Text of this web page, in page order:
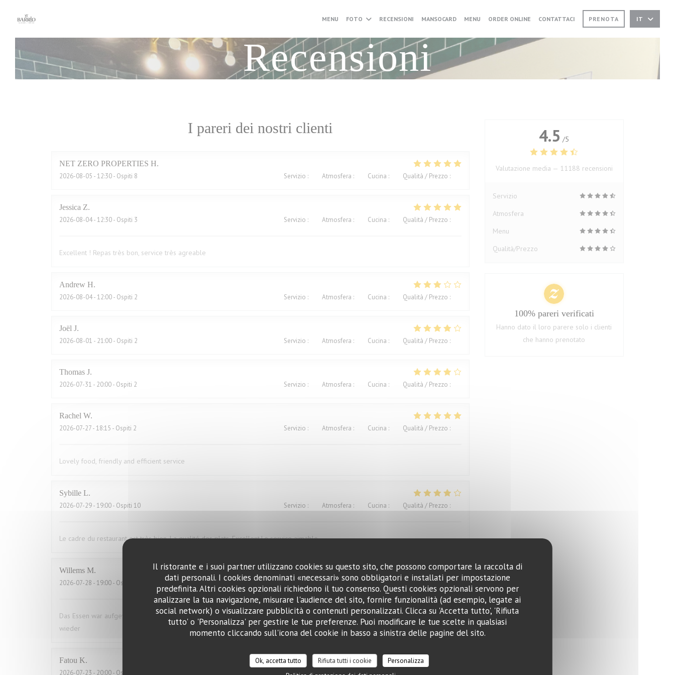
Il ristorante e i suoi partner utilizzano cookies su questo sito, che possono comportare la raccolta di
dati personali. I cookies denominati «necessari» sono obbligatori e installati per impostazione
predefinita. Altri cookies opzionali richiedono il tuo consenso. Questi cookies opzionali servono per
analizzare la tua navigazione, misurare l'audience del sito, fornire funzionalità (ad esempio, legate ai
social network) o visualizzare pubblicità o contenuti personalizzati. Clicca su 'Accetta tutto', 'Rifiuta
tutto' o 'Personalizza' per gestire le tue preferenze. Puoi modificare le tue scelte in qualsiasi
momento cliccando sull'icona del cookie in basso a sinistra delle pagine del sito.
Ok, accetta tutto Rifiuta tutti i cookie
Personalizza
MENU FOTO RECENSIONI MANSOCARD MENU((APRE UNA NUOVA FINESTRA))
ORDER ONLINE((APRE UNA NUOVA FINESTRA))
CONTATTACI PRENOTA IT
Recensioni
I pareri dei nostri clienti
NET ZERO PROPERTIES H
2026-08-05 - 12:30 - Ospiti 8 Servizio : Atmosfera : Cucina : Qualità / Prezzo :
Jessica Z
2026-08-04- 12:30 - Ospiti 3 Servizio : Atmosfera : Cucina : Qualità / Prezzo :
Excellent ! Repas très bon, service très agreable
Andrew H
2026-08-04- 12:00 - Ospiti 2 Servizio : Atmosfera : Cucina : Qualità / Prezzo :
Joël J
2026-08-01 - 21:00 - Ospiti 2 Servizio : Atmosfera : Cucina : Qualità / Prezzo :
Thomas J
2026-07-31 - 20:00 - Ospiti 2 Servizio : Atmosfera : Cucina : Qualità / Prezzo :
Rachel W
2026-07-27- 18:15 - Ospiti 2 Servizio : Atmosfera : Cucina : Qualità / Prezzo :
Lovely food, friendly and efficient service
Sybille L
2026-07-29- 19:00 - Ospiti 10 Servizio : Atmosfera : Cucina : Qualità / Prezzo :
Le cadre du restaurant est très bien. La qualité des plats. Excellent.Le service aimable
Willems M
2026-07-28 - 19:00 - Ospiti 2 Servizio:4/5 Atmosfera: 3 /5 Cucina: 1/5 Qualità / Prezzo:1/5
Das Essen war aufgewärmt und hat uns das ganze Vergnügen versaut. Ich war vorher schon mal dort und auch enttäuscht, deshalb nie
wieder
Fatou K
2026-07-23 - 20:00 - Ospiti 16 Servizio: 5 /5 Atmosfera: 5/5 Cucina: 5/5
4.5 /5
Valutazione media — 11188 recensioni
Servizio
Atmosfera
Menu
Qualità/Prezzo
100% pareri verificati
Hanno dato il loro parere solo i clienti
che hanno prenotato